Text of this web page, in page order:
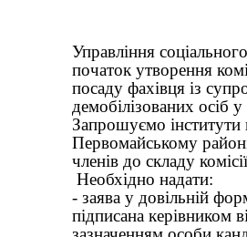
Управління
початок утворення
посаду фахівця із
демобілізованих осіб
Запрошуємо інститути
Первомайському
членів до складу
Необхідно надати:
- заява у довільній
підписана керівником